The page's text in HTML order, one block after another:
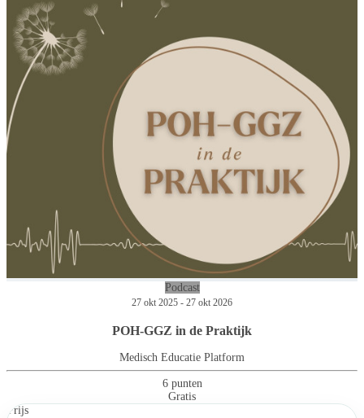
Podcast
27 okt 2025 - 27 okt 2026
POH-GGZ in de Praktijk
Medisch Educatie Platform
6 punten
Gratis
Prijs